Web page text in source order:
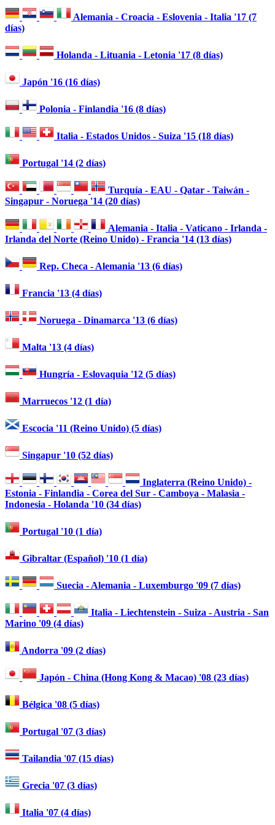
Alemania - Croacia - Eslovenia - Italia '17 (7
días)
Holanda - Lituania - Letonia '17 (8 días)
Japón '16 (16 días)
Polonia - Finlandia '16 (8 días)
Italia - Estados Unidos - Suiza '15 (18 días)
Portugal '14 (2 días)
Turquía - EAU - Qatar - Taiwán -
Singapur - Noruega '14 (20 días)
Alemania - Italia - Vaticano - Irlanda -
Irlanda del Norte (Reino Unido) - Francia '14 (13 días)
Rep. Checa - Alemania '13 (6 días)
Francia '13 (4 días)
Noruega - Dinamarca '13 (6 días)
Malta '13 (4 días)
Hungría - Eslovaquia '12 (5 días)
Marruecos '12 (1 día)
Escocia '11 (Reino Unido) (5 días)
Singapur '10 (52 días)
Inglaterra (Reino Unido) -
Estonia - Finlandia - Corea del Sur - Camboya - Malasia -
Indonesia - Holanda '10 (34 días)
Portugal '10 (1 día)
Gibraltar (Español) '10 (1 día)
Suecia - Alemania - Luxemburgo '09 (7 días)
Italia - Liechtenstein - Suiza - Austria - San
Marino '09 (4 días)
Andorra '09 (2 días)
Japón - China (Hong Kong & Macao) '08 (23 días)
Bélgica '08 (5 días)
Portugal '07 (3 días)
Tailandia '07 (15 días)
Grecia '07 (3 días)
Italia '07 (4 días)